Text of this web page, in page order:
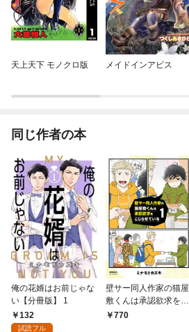
天上天下 モノクロ版 メイドインアビス
同じ作者の本
俺の花婿はお前じゃな
い【分冊版】 1
132
試読フル
壁サー同人作家の猫屋
敷くんは承認欲求をこ
じらせている（１）
770